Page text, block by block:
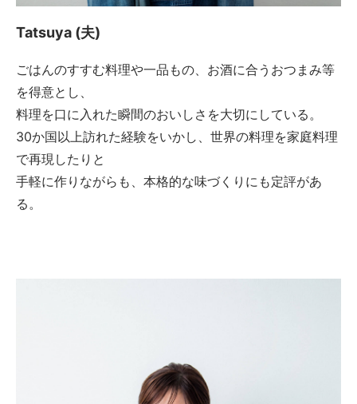
Tatsuya (夫)
ごはんのすすむ料理や一品もの、お酒に合うおつまみ等
を得意とし、
料理を口に入れた瞬間のおいしさを大切にしている。
30か国以上訪れた経験をいかし、世界の料理を家庭料理
で再現したりと
手軽に作りながらも、本格的な味づくりにも定評があ
る。